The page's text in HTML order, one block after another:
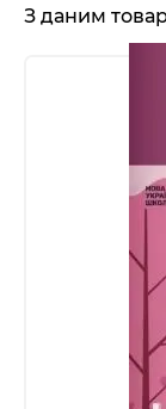
З даним